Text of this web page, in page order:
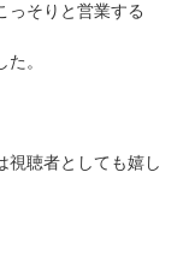
っそりと営業する
。
視聴者としても嬉し